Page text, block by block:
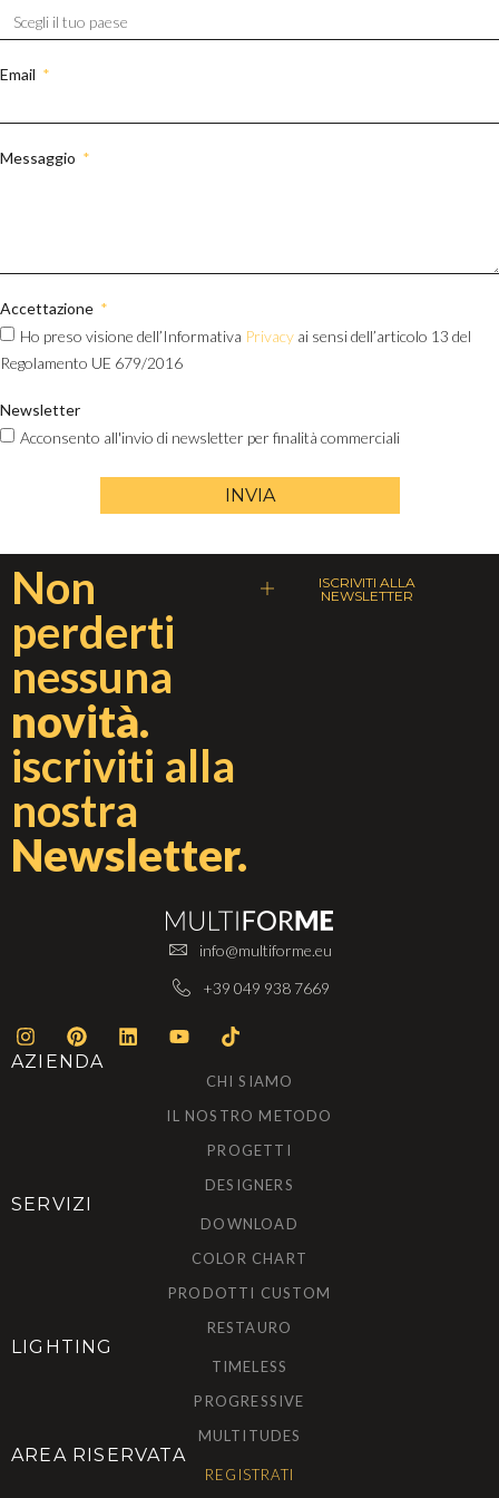
Email
Messaggio
Accettazione
Ho preso visione dell’Informativa Privacy ai sensi dell’articolo 13 del
Regolamento UE 679/2016
Newsletter
Acconsento all'invio di newsletter per finalità commerciali
INVIA
Non
perderti
nessuna
novità.
iscriviti alla
nostra
Newsletter.
ISCRIVITI ALLA
NEWSLETTER
info@multiforme.eu
+39 049 938 7669
AZIENDA
CHI SIAMO
IL NOSTRO METODO
PROGETTI
DESIGNERS
SERVIZI
DOWNLOAD
COLOR CHART
PRODOTTI CUSTOM
RESTAURO
LIGHTING
TIMELESS
PROGRESSIVE
MULTITUDES
AREA RISERVATA
REGISTRATI